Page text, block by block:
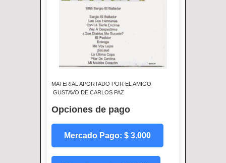
MATERIAL APORTADO POR EL AMIGO
GUSTAVO DE CARLOS PAZ
Opciones de pago
Mercado Pago: $ 3.000